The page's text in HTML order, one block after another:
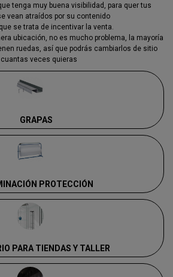
tenga muy buena visibilidad, para quer tus
vean atraídos por su contenido
se trata de incentivar la venta.
ubicación, no es mucho problema, la mayoría
ruedas, así que podrás cambiarlos de sitio
cuantas veces quieras
GRAPAS
PROTECCIÓN
PARA TIENDAS Y TALLER